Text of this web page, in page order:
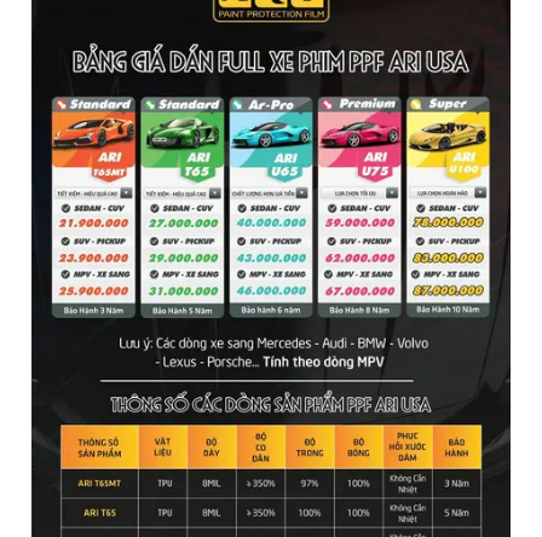
Giá dán PPF xe Kia Carnival – Đầu tư một lần,
bảo vệ dài lâu
Chi phí luôn là mối quan tâm hàng đầu của nhiều chủ xe
Kia Carnival khi cân nhắc lựa chọn dán phim PPF bảo vệ
sơn xe. Tuy nhiên, nếu so sánh với chi phí sửa chữa – phục
hồi sơn – thay thế chi tiết ngoại thất sau một thời gian sử
dụng, việc đầu tư lớp màng bảo vệ PPF ngay từ đầu là
phương án tiết kiệm và hiệu quả hơn rất nhiều. Hiện tại, giá
dán PPF xe Kia Carnival tại ARI Việt Nam dao động từ 25
triệu đến 87 triệu đồng.
♻️ Standard T65MT
🔰 25.900.000 💯 3 năm
♻️ Standard T65
🔰 31.000.000 💯 5 năm
♻️ ARI - Pro U65
🔰 46.000.000 💯 6 năm
♻️ ARI Premium U75 🔰 67.000.000 💯 8 năm
♻️ ARI Super U100
🔰 87.000.000 💯 10 năm